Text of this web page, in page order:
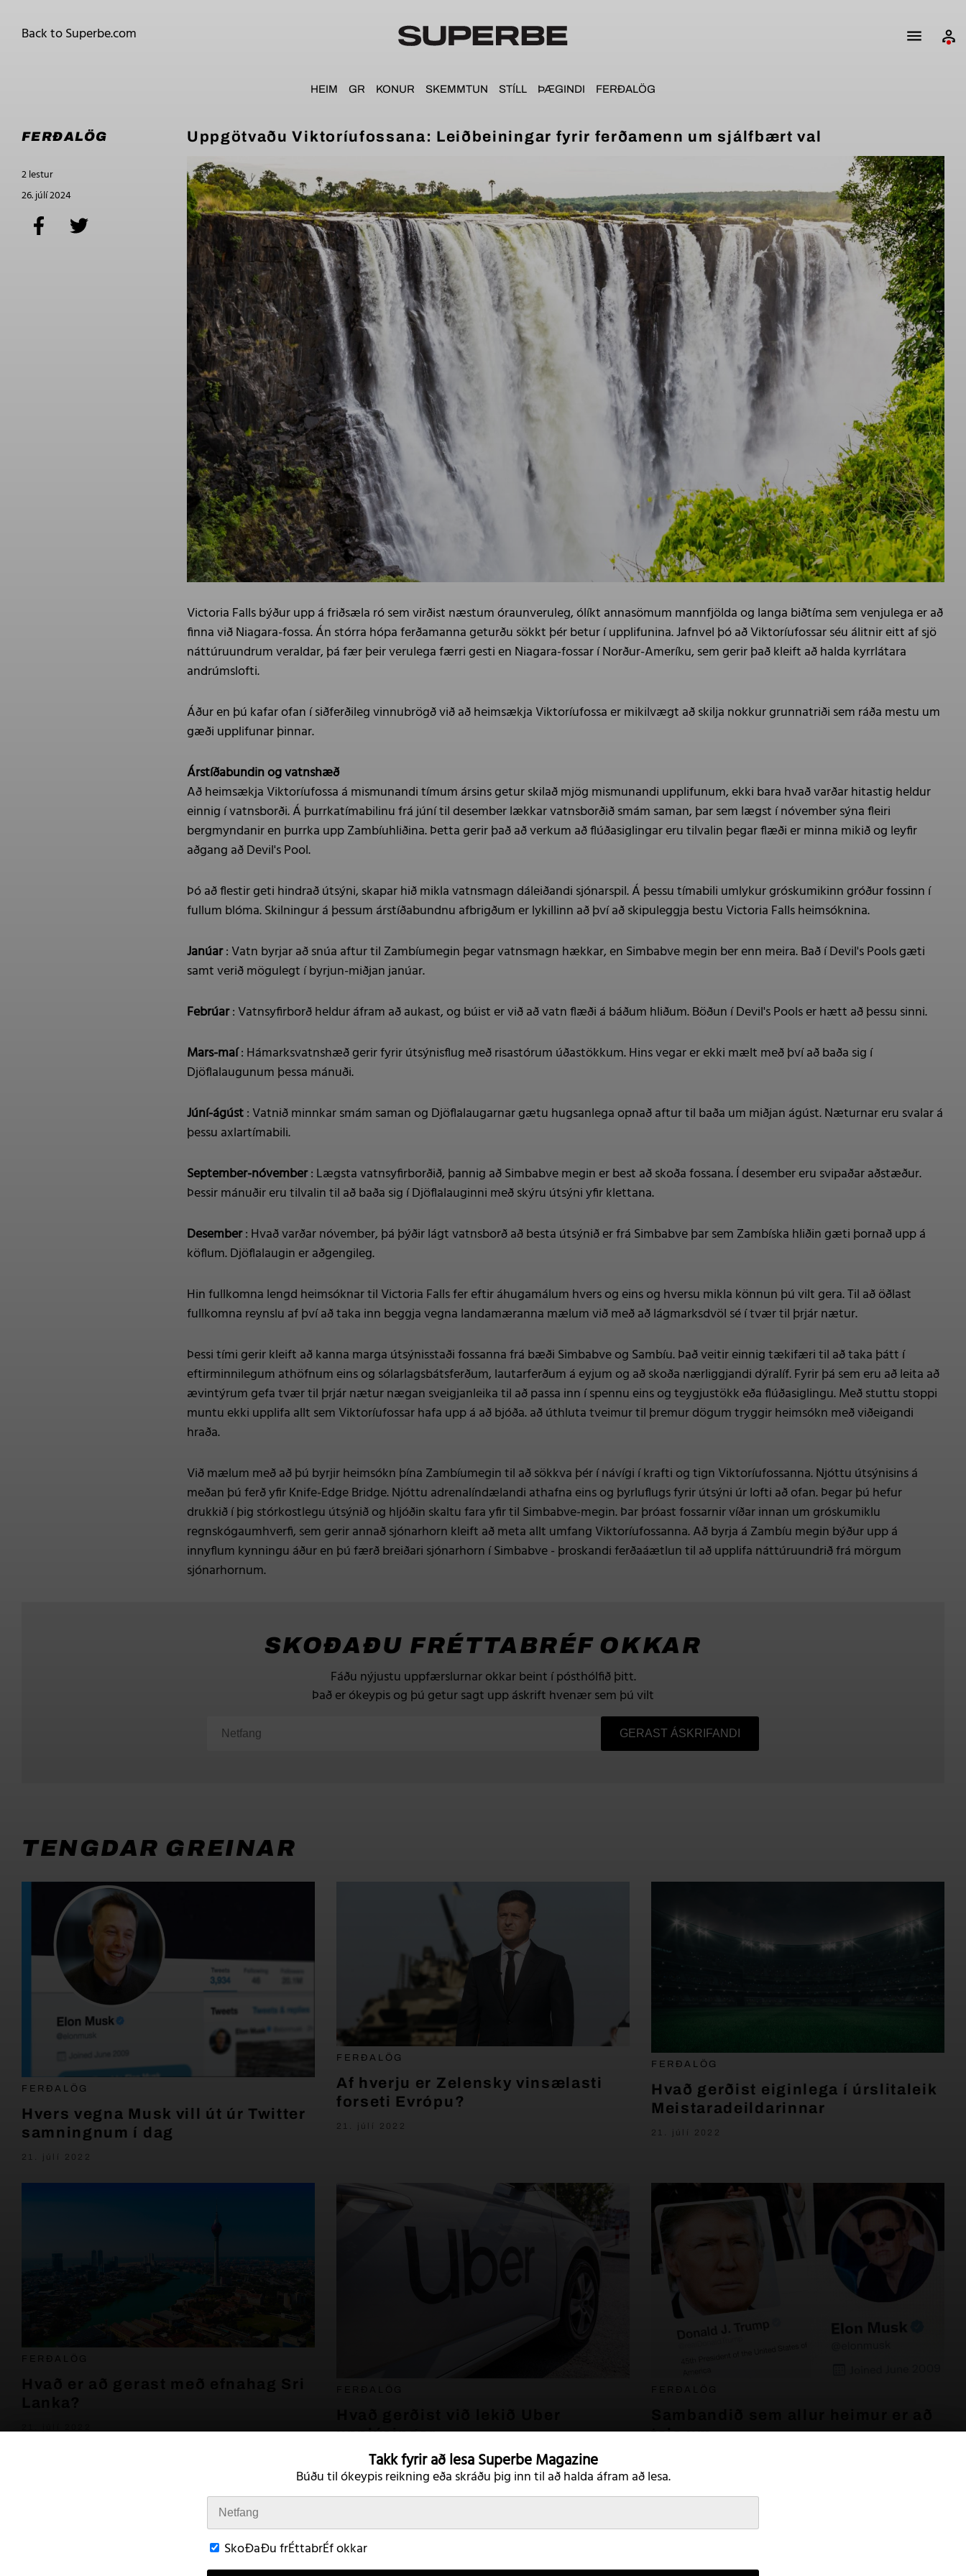
Back to Superbe.com
HEIM GR KONUR SKEMMTUN STÍLL ÞÆGINDI FERÐALÖG
Uppgötvaðu Viktoríufossana: Leiðbeiningar fyrir ferðamenn um sjálfbært val
Victoria Falls býður upp á friðsæla ró sem virðist næstum óraunveruleg, ólíkt annasömum mannfjölda og langa biðtíma sem venjulega er að
finna við Niagara-fossa. Án stórra hópa ferðamanna geturðu sökkt þér betur í upplifunina. Jafnvel þó að Viktoríufossar séu álitnir eitt af sjö
náttúruundrum veraldar, þá fær þeir verulega færri gesti en Niagara-fossar í Norður-Ameríku, sem gerir það kleift að halda kyrrlátara
andrúmslofti.
Áður en þú kafar ofan í siðferðileg vinnubrögð við að heimsækja Viktoríufossa er mikilvægt að skilja nokkur grunnatriði sem ráða mestu um
gæði upplifunar þinnar.
Árstíðabundin og vatnshæð
Að heimsækja Viktoríufossa á mismunandi tímum ársins getur skilað mjög mismunandi upplifunum, ekki bara hvað varðar hitastig heldur
einnig í vatnsborði. Á þurrkatímabilinu frá júní til desember lækkar vatnsborðið smám saman, þar sem lægst í nóvember sýna fleiri
bergmyndanir en þurrka upp Zambíuhliðina. Þetta gerir það að verkum að flúðasiglingar eru tilvalin þegar flæði er minna mikið og leyfir
aðgang að Devil's Pool.
Þó að flestir geti hindrað útsýni, skapar hið mikla vatnsmagn dáleiðandi sjónarspil. Á þessu tímabili umlykur gróskumikinn gróður fossinn í
fullum blóma. Skilningur á þessum árstíðabundnu afbrigðum er lykillinn að því að skipuleggja bestu Victoria Falls heimsóknina.
Janúar: Vatn byrjar að snúa aftur til Zambíumegin þegar vatnsmagn hækkar, en Simbabve megin ber enn meira. Bað í Devil's Pools gæti
samt verið mögulegt í byrjun-miðjan janúar.
Febrúar: Vatnsyfirborð heldur áfram að aukast, og búist er við að vatn flæði á báðum hliðum. Böðun í Devil's Pools er hætt að þessu sinni.
Mars-maí: Hámarksvatnshæð gerir fyrir útsýnisflug með risastórum úðastökkum. Hins vegar er ekki mælt með því að baða sig í
Djöflalaugunum þessa mánuði.
Júní-ágúst: Vatnið minnkar smám saman og Djöflalaugarnar gætu hugsanlega opnað aftur til baða um miðjan ágúst. Næturnar eru svalar á
þessu axlartímabili.
September-nóvember: Lægsta vatnsyfirborðið, þannig að Simbabve megin er best að skoða fossana. Í desember eru svipaðar aðstæður.
Þessir mánuðir eru tilvalin til að baða sig í Djöflalauginni með skýru útsýni yfir klettana.
Desember: Hvað varðar nóvember, þá þýðir lágt vatnsborð að besta útsýnið er frá Simbabve þar sem Zambíska hliðin gæti þornað upp á
köflum. Djöflalaugin er aðgengileg.
Hin fullkomna lengd heimsóknar til Victoria Falls fer eftir áhugamálum hvers og eins og hversu mikla könnun þú vilt gera. Til að öðlast
fullkomna reynslu af því að taka inn beggja vegna landamæranna mælum við með að lágmarksdvöl sé í tvær til þrjár nætur.
Þessi tími gerir kleift að kanna marga útsýnisstaði fossanna frá bæði Simbabve og Sambíu. Það veitir einnig tækifæri til að taka þátt í
eftirminnilegum athöfnum eins og sólarlagsbátsferðum, lautarferðum á eyjum og að skoða nærliggjandi dýralíf. Fyrir þá sem eru að leita að
ævintýrum gefa tvær til þrjár nætur nægan sveigjanleika til að passa inn í spennu eins og teygjustökk eða flúðasiglingu. Með stuttu stoppi
muntu ekki upplifa allt sem Viktoríufossar hafa upp á að bjóða. að úthluta tveimur til þremur dögum tryggir heimsókn með viðeigandi
hraða.
Við mælum með að þú byrjir heimsókn þína Zambíumegin til að sökkva þér í návígi í krafti og tign Viktoríufossanna. Njóttu útsýnisins á
meðan þú ferð yfir Knife-Edge Bridge. Njóttu adrenalíndælandi athafna eins og þyrluflugs fyrir útsýni úr lofti að ofan. Þegar þú hefur
drukkið í þig stórkostlegu útsýnið og hljóðin skaltu fara yfir til Simbabve-megin. Þar þróast fossarnir víðar innan um gróskumiklu
regnskógaumhverfi, sem gerir annað sjónarhorn kleift að meta allt umfang Viktoríufossanna. Að byrja á Zambíu megin býður upp á
innyflum kynningu áður en þú færð breiðari sjónarhorn í Simbabve - þroskandi ferðaáætlun til að upplifa náttúruundrið frá mörgum
sjónarhornum.
FERÐALÖG
2 lestur
26. júlí 2024
SKOÐAÐU FRÉTTABRÉF OKKAR
Fáðu nýjustu uppfærslurnar okkar beint í pósthólfið þitt.
Það er ókeypis og þú getur sagt upp áskrift hvenær sem þú vilt
GERAST ÁSKRIFANDI
TENGDAR GREINAR
FERÐALÖG
Hvers vegna Musk vill út úr Twitter
samningnum í dag
21. júlí 2022
FERÐALÖG
Af hverju er Zelensky vinsælasti
forseti Evrópu?
21. júlí 2022
FERÐALÖG
Hvað gerðist eiginlega í úrslitaleik
Meistaradeildarinnar
21. júlí 2022
FERÐALÖG
upplýsingar
21. júlí 2022
tala um
Takk fyrir að lesaSuperbe Magazine
Búðu til ókeypis reikning eða skráðu þig inn til að halda áfram að lesa.
SkoÐaÐu frÉttabrÉf okkar